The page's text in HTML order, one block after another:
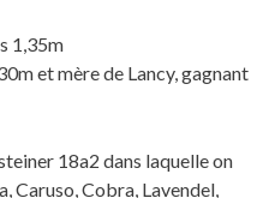
1,35m
et mère de Lancy, gagnant
18a2 dans laquelle on
Caruso, Cobra, Lavendel,